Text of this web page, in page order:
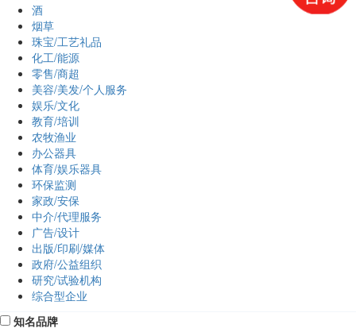
酒
烟草
珠宝/工艺礼品
化工/能源
零售/商超
美容/美发/个人服务
娱乐/文化
教育/培训
农牧渔业
办公器具
体育/娱乐器具
环保监测
家政/安保
中介/代理服务
广告/设计
出版/印刷/媒体
政府/公益组织
研究/试验机构
综合型企业
知名品牌